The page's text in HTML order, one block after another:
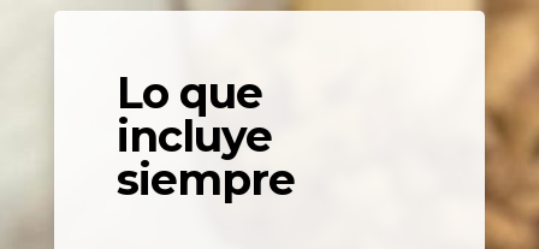
Lo que
incluye
siempre